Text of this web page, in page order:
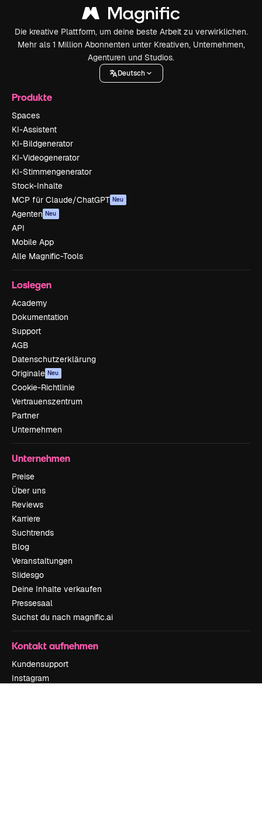
Die kreative Plattform, um deine beste Arbeit zu verwirklichen.
Mehr als 1 Million Abonnenten unter Kreativen, Unternehmen,
Agenturen und Studios.
Deutsch
Produkte
Spaces
KI-Assistent
KI-Bildgenerator
KI-Videogenerator
KI-Stimmengenerator
Stock-Inhalte
MCP für Claude/ChatGPT Neu
Agenten Neu
API
Mobile App
Alle Magnific-Tools
Loslegen
Academy
Dokumentation
Support
AGB
Datenschutzerklärung
Originale Neu
Cookie-Richtlinie
Vertrauenszentrum
Partner
Unternehmen
Unternehmen
Preise
Über uns
Reviews
Karriere
Suchtrends
Blog
Veranstaltungen
Slidesgo
Deine Inhalte verkaufen
Pressesaal
Suchst du nach magnific.ai
Kontakt aufnehmen
Kundensupport
Instagram